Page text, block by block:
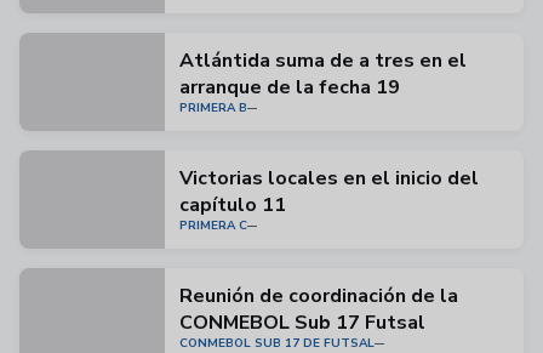
Atlántida suma de a tres en el
arranque de la fecha 19
PRIMERA B
Victorias locales en el inicio del
capítulo 11
PRIMERA C
Reunión de coordinación de la
CONMEBOL Sub 17 Futsal
CONMEBOL SUB 17 DE FUTSAL